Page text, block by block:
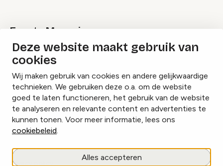
Deze website maakt gebruik van
cookies
Wij maken gebruik van cookies en andere gelijkwaardige
technieken. We gebruiken deze o.a. om de website
goed te laten functioneren, het gebruik van de website
te analyseren en relevante content en advertenties te
kunnen tonen. Voor meer informatie, lees ons
cookiebeleid.
Alles accepteren
Events Magazine
Ik ontvang graag Events Magazine
InstagramFacebookLinkedIn
Cookies beheren
Privacy policy